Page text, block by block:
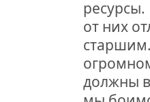
от них
должны